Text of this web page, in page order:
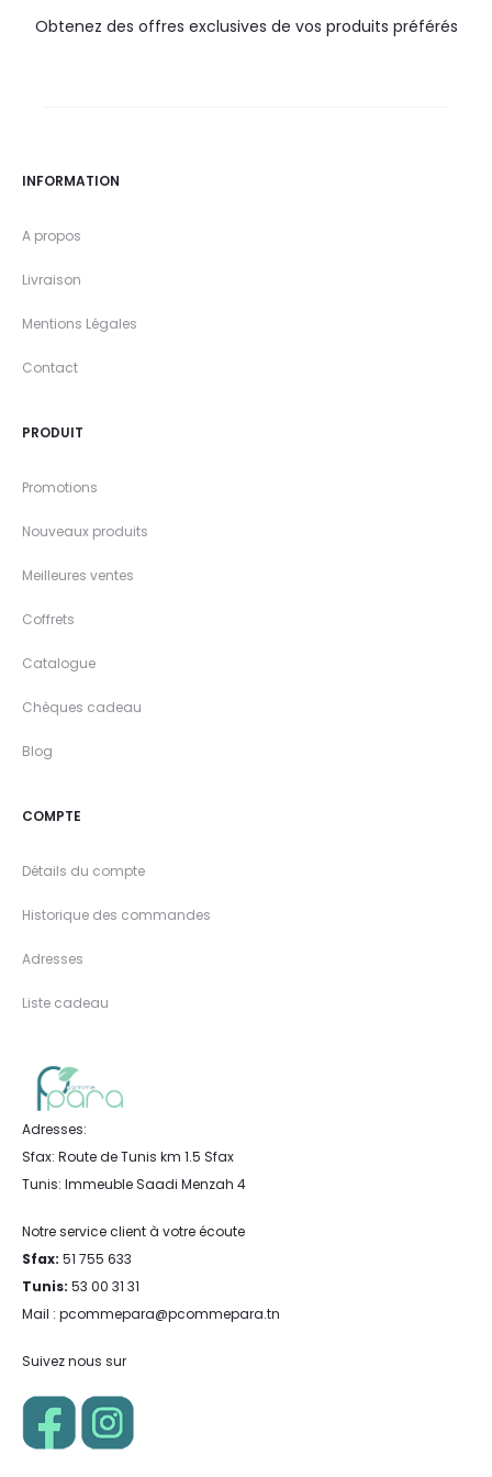
Obtenez des offres exclusives de vos produits préférés
INFORMATION
A propos
Livraison
Mentions Légales
Contact
PRODUIT
Promotions
Nouveaux produits
Meilleures ventes
Coffrets
Catalogue
Chèques cadeau
Blog
COMPTE
Détails du compte
Historique des commandes
Adresses
Liste cadeau
Adresses:
Sfax: Route de Tunis km 1.5 Sfax
Tunis: Immeuble Saadi Menzah 4
Notre service client à votre écoute
Sfax: 51 755 633
Tunis: 53 00 31 31
Mail : pcommepara@pcommepara.tn
Suivez nous sur